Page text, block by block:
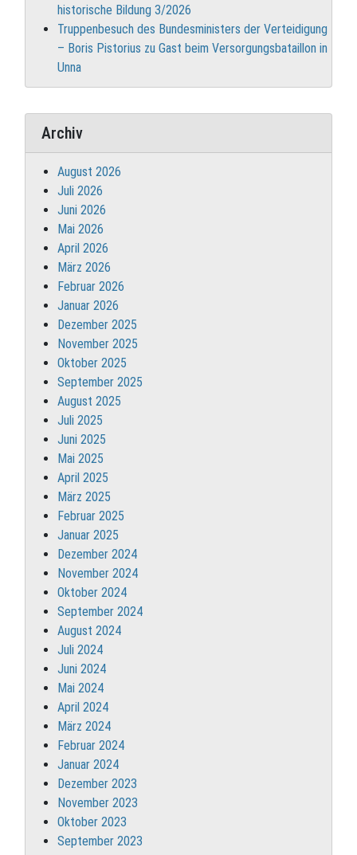
historische Bildung 3/2026
Truppenbesuch des Bundesministers der Verteidigung
– Boris Pistorius zu Gast beim Versorgungsbataillon in
Unna
Archiv
August 2026
Juli 2026
Juni 2026
Mai 2026
April 2026
März 2026
Februar 2026
Januar 2026
Dezember 2025
November 2025
Oktober 2025
September 2025
August 2025
Juli 2025
Juni 2025
Mai 2025
April 2025
März 2025
Februar 2025
Januar 2025
Dezember 2024
November 2024
Oktober 2024
September 2024
August 2024
Juli 2024
Juni 2024
Mai 2024
April 2024
März 2024
Februar 2024
Januar 2024
Dezember 2023
November 2023
Oktober 2023
September 2023